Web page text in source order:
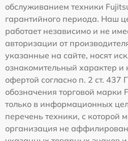
обслуживанием техники
гарантийного периода. Наш
работает независимо и не
авторизации от
указанные на сайте, носят
ознакомительный характер и
офертой согласно п. 2 ст.
обозначения торговой марки
только в информационных
перечень техники, с которой
организация не